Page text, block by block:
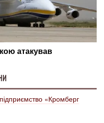
«Кромберг